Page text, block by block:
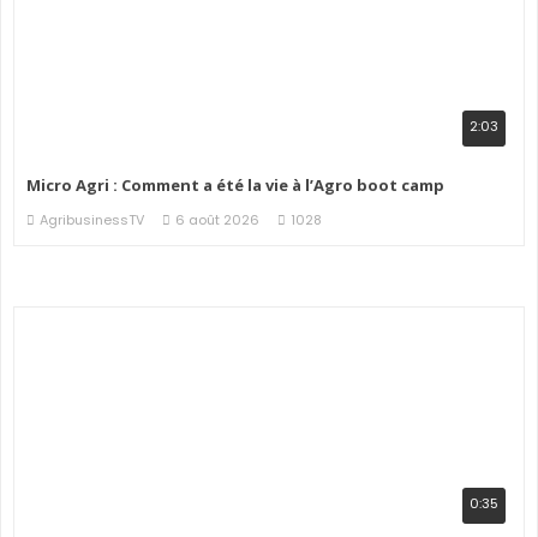
2:03
Micro Agri : Comment a été la vie à l’Agro boot camp
AgribusinessTV 6 août 2026 1028
0:35